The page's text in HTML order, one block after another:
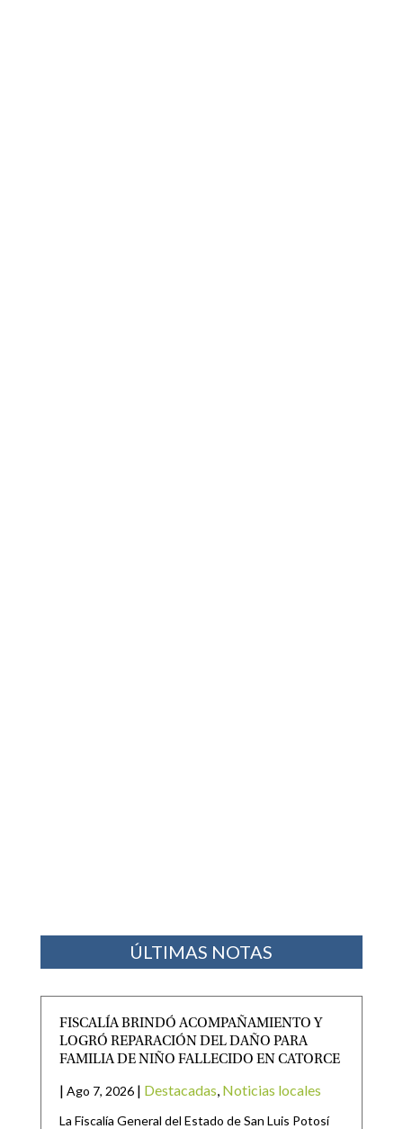
ÚLTIMAS NOTAS
FISCALÍA BRINDÓ ACOMPAÑAMIENTO Y
LOGRÓ REPARACIÓN DEL DAÑO PARA
FAMILIA DE NIÑO FALLECIDO EN CATORCE
| Ago 7, 2026 | Destacadas Noticias locales
La Fiscalía General del Estado de San Luis Potosí